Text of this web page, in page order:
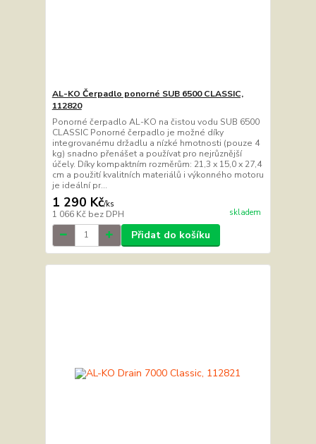
AL-KO Čerpadlo ponorné SUB 6500 CLASSIC,
112820
Ponorné čerpadlo AL-KO na čistou vodu SUB 6500
CLASSIC Ponorné čerpadlo je možné díky
integrovanému držadlu a nízké hmotnosti (pouze 4
kg) snadno přenášet a používat pro nejrůznější
účely. Díky kompaktním rozměrům: 21,3 x 15,0 x 27,4
cm a použití kvalitních materiálů i výkonného motoru
je ideální pr...
1 290 Kč/ks
1 066 Kč bez DPH skladem
Přidat do košíku